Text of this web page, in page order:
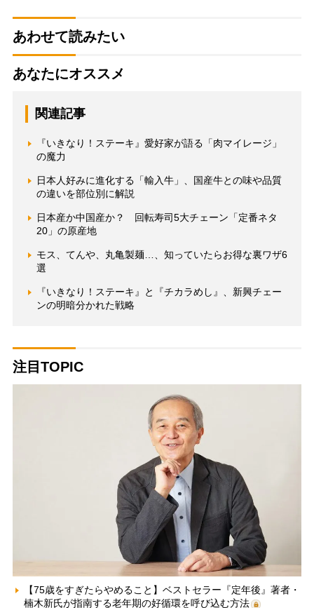
あわせて読みたい
あなたにオススメ
関連記事
『いきなり！ステーキ』愛好家が語る「肉マイレージ」
の魔力
日本人好みに進化する「輸入牛」、国産牛との味や品質
の違いを部位別に解説
日本産か中国産か？ 回転寿司5大チェーン「定番ネタ
20」の原産地
モス、てんや、丸亀製麺…、知っていたらお得な裏ワザ6
選
『いきなり！ステーキ』と『チカラめし』、新興チェー
ンの明暗分かれた戦略
注目TOPIC
【75歳をすぎたらやめること】ベストセラー『定年後』著者・
楠木新氏が指南する老年期の好循環を呼び込む方法